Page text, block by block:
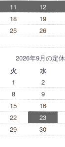
11 12
18 19
25 26
2026年9月の定
火 水
1
2
8 9
15 16
22 23
29 30